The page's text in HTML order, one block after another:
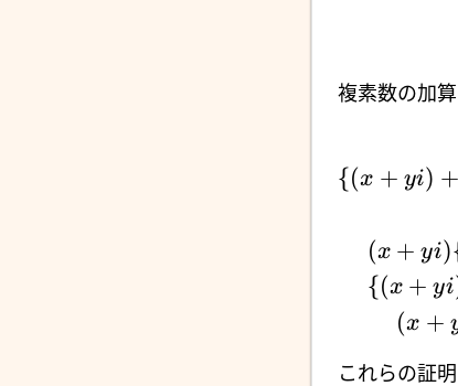
複素数の加
{(x + yi) +
(x + yi)
{(x + yi
(x +
これらの証